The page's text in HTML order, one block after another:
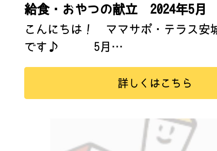
給食・おやつの献立 2024年5月
こんにちは！ ママサポ・テラス安
です♪ 5月…
詳しくはこちら